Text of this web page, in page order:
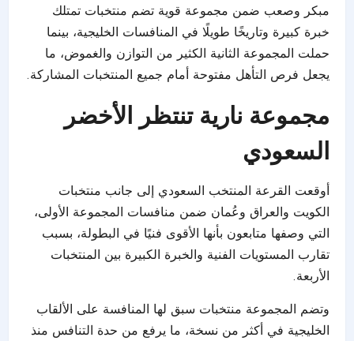
مبكر وصعب ضمن مجموعة قوية تضم منتخبات تمتلك
خبرة كبيرة وتاريخًا طويلًا في المنافسات الخليجية، بينما
حملت المجموعة الثانية الكثير من التوازن والغموض، ما
يجعل فرص التأهل مفتوحة أمام جميع المنتخبات المشاركة.
مجموعة نارية تنتظر الأخضر
السعودي
أوقعت القرعة المنتخب السعودي إلى جانب منتخبات
الكويت والعراق وعُمان ضمن منافسات المجموعة الأولى،
التي وصفها متابعون بأنها الأقوى فنيًا في البطولة، بسبب
تقارب المستويات الفنية والخبرة الكبيرة بين المنتخبات
الأربعة.
وتضم المجموعة منتخبات سبق لها المنافسة على الألقاب
الخليجية في أكثر من نسخة، ما يرفع من حدة التنافس منذ